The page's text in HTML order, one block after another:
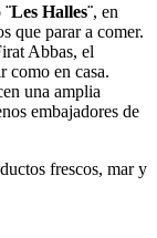
Halles¨, en
que parar a comer.
Abbas, el
como en casa.
una amplia
embajadores de
frescos, mar y